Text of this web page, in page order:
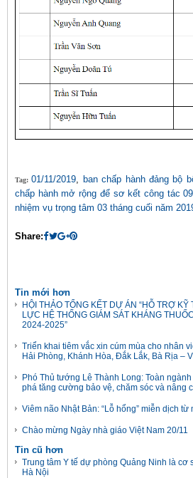
Tag:01/11/2019, ban chấp hành đảng bộ
chấp hành mở rộng để sơ kết công tác
nhiệm vụ trọng tâm 03 tháng cuối năm
Share:
Tin mới hơn
HỘI THẢO TỔNG KẾT DỰ ÁN “HỖ TRỢ
LỰC HỆ THỐNG GIÁM SÁT KHÁNG
2024-2025”
Triển khai tiêm vắc xin cúm mùa cho nhân
Hải Phòng, Khánh Hòa, Đắk Lắk, Bà Rịa –
Phó Thủ tướng Lê Thành Long: Toàn
phá tăng cường bảo vệ, chăm sóc và nâng
Viêm não Nhật Bản: “Lỗ hổng” miễn dịch
Chào mừng Ngày nhà giáo Việt Nam 20/11
Tin cũ hơn
Trung tâm Y tế dự phòng Quảng Ninh là
Hà Nội